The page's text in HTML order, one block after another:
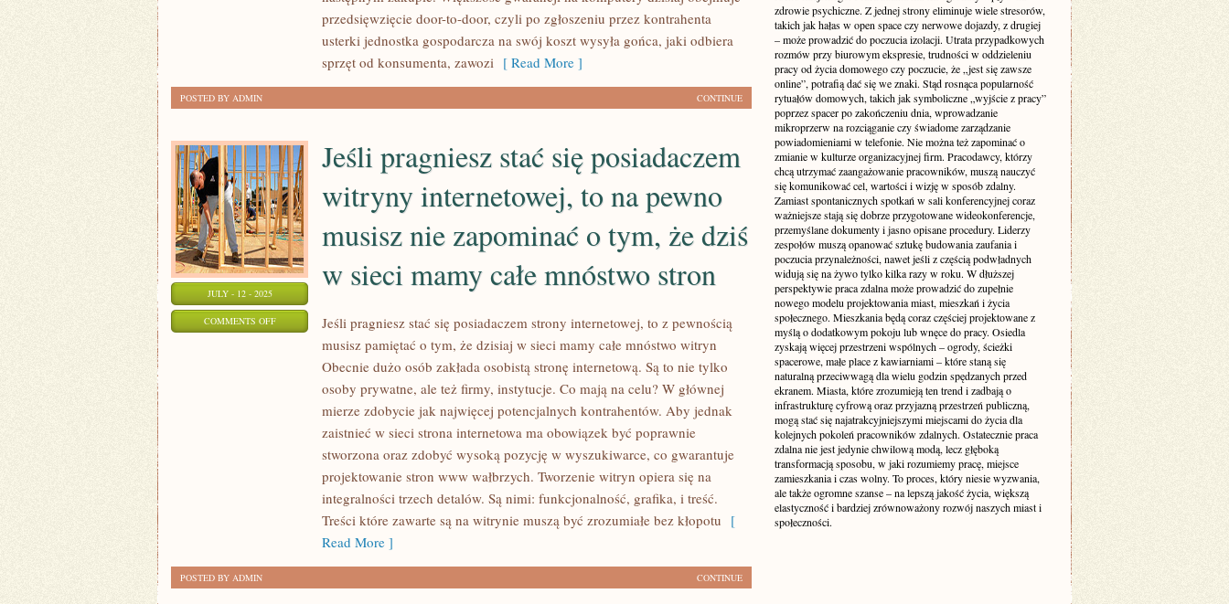
przedsięwzięcie door-to-door, czyli po zgłoszeniu przez kontrahenta
usterki jednostka gospodarcza na swój koszt wysyła gońca, jaki odbiera
sprzęt od konsumenta, zawozi [ Read More ]
CONTINUE
POSTED BY ADMIN
JULY - 12 - 2025
COMMENTS OFFON
PRAGNIESZ
POSIADACZEM
INTERNETOWEJ,
Jeśli pragniesz stać się posiadaczem
witryny internetowej, to na pewno
musisz nie zapominać o tym, że dziś
w sieci mamy całe mnóstwo stron
Jeśli pragniesz stać się posiadaczem strony internetowej, to z pewnością
musisz pamiętać o tym, że dzisiaj w sieci mamy całe mnóstwo witryn
Obecnie dużo osób zakłada osobistą stronę internetową. Są to nie tylko
osoby prywatne, ale też firmy, instytucje. Co mają na celu? W głównej
mierze zdobycie jak najwięcej potencjalnych kontrahentów. Aby jednak
zaistnieć w sieci strona internetowa ma obowiązek być poprawnie
stworzona oraz zdobyć wysoką pozycję w wyszukiwarce, co gwarantuje
projektowanie stron www wałbrzych. Tworzenie witryn opiera się na
integralności trzech detalów. Są nimi: funkcjonalność, grafika, i treść.
Treści które zawarte są na witrynie muszą być zrozumiałe bez kłopotu [
Read More ]
CONTINUE
POSTED BY ADMIN
zdrowie psychiczne. Z jednej strony eliminuje wiele stresorów,
takich jak hałas w open space czy nerwowe dojazdy, z drugiej
– może prowadzić do poczucia izolacji. Utrata przypadkowych
rozmów przy biurowym ekspresie, trudności w oddzieleniu
pracy od życia domowego czy poczucie, że „jest się zawsze
online”, potrafią dać się we znaki. Stąd rosnąca popularność
rytuałów domowych, takich jak symboliczne „wyjście z pracy”
poprzez spacer po zakończeniu dnia, wprowadzanie
mikroprzerw na rozciąganie czy świadome zarządzanie
powiadomieniami w telefonie. Nie można też zapominać o
zmianie w kulturze organizacyjnej firm. Pracodawcy, którzy
chcą utrzymać zaangażowanie pracowników, muszą nauczyć
się komunikować cel, wartości i wizję w sposób zdalny.
Zamiast spontanicznych spotkań w sali konferencyjnej coraz
ważniejsze stają się dobrze przygotowane wideokonferencje,
przemyślane dokumenty i jasno opisane procedury. Liderzy
zespołów muszą opanować sztukę budowania zaufania i
poczucia przynależności, nawet jeśli z częścią podwładnych
widują się na żywo tylko kilka razy w roku. W dłuższej
perspektywie praca zdalna może prowadzić do zupełnie
nowego modelu projektowania miast, mieszkań i życia
społecznego. Mieszkania będą coraz częściej projektowane z
myślą o dodatkowym pokoju lub wnęce do pracy. Osiedla
zyskają więcej przestrzeni wspólnych – ogrody, ścieżki
spacerowe, małe place z kawiarniami – które staną się
naturalną przeciwwagą dla wielu godzin spędzanych przed
ekranem. Miasta, które zrozumieją ten trend i zadbają o
infrastrukturę cyfrową oraz przyjazną przestrzeń publiczną,
mogą stać się najatrakcyjniejszymi miejscami do życia dla
kolejnych pokoleń pracowników zdalnych. Ostatecznie praca
zdalna nie jest jedynie chwilową modą, lecz głęboką
transformacją sposobu, w jaki rozumiemy pracę, miejsce
zamieszkania i czas wolny. To proces, który niesie wyzwania,
ale także ogromne szanse – na lepszą jakość życia, większą
elastyczność i bardziej zrównoważony rozwój naszych miast i
społeczności.